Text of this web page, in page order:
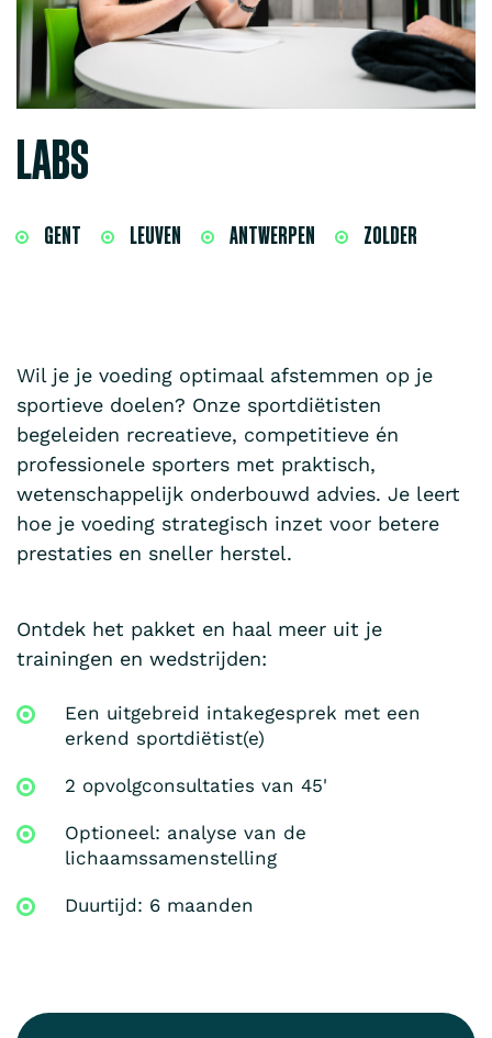
LABS
GENT LEUVEN ANTWERPEN ZOLDER
Wil je je voeding optimaal afstemmen op je
sportieve doelen? Onze sportdiëtisten
begeleiden recreatieve, competitieve én
professionele sporters met praktisch,
wetenschappelijk onderbouwd advies. Je leert
hoe je voeding strategisch inzet voor betere
prestaties en sneller herstel.
Ontdek het pakket en haal meer uit je
trainingen en wedstrijden:
Een uitgebreid intakegesprek met een
erkend sportdiëtist(e)
2 opvolgconsultaties van 45'
Optioneel: analyse van de
lichaamssamenstelling
Duurtijd: 6 maanden